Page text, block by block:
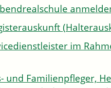
im
und Familienpfleger,